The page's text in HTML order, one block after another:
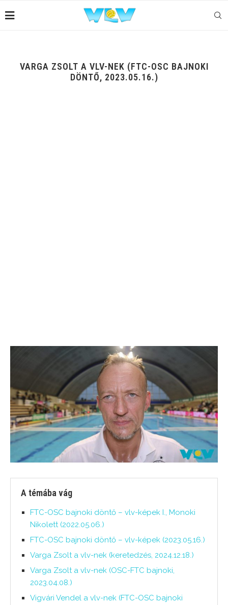
VARGA ZSOLT A VLV-NEK (FTC-OSC BAJNOKI
DÖNTŐ, 2023.05.16.)
A témába vág
FTC-OSC bajnoki döntő – vlv-képek I., Monoki
Nikolett (2022.05.06.)
FTC-OSC bajnoki döntő – vlv-képek (2023.05.16.)
Varga Zsolt a vlv-nek (keretedzés, 2024.12.18.)
Varga Zsolt a vlv-nek (OSC-FTC bajnoki,
2023.04.08.)
Vigvári Vendel a vlv-nek (FTC-OSC bajnoki